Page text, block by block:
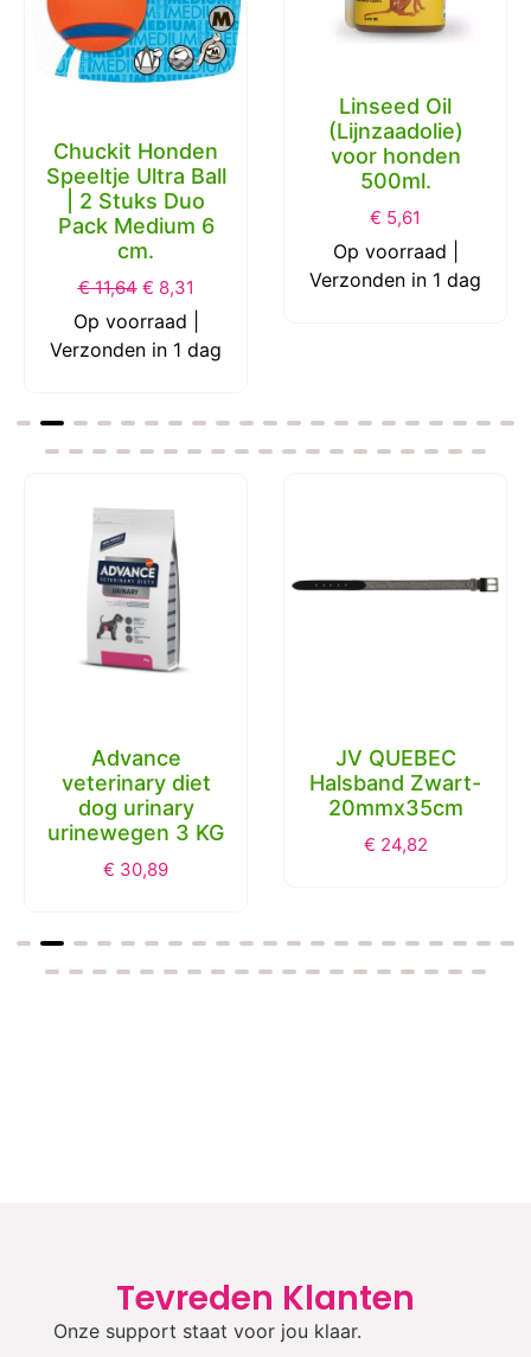
Chuckit Honden
Speeltje Ultra Ball
| 2 Stuks Duo
Pack Medium 6
cm.
€11,64 € 8,31
Op voorraad |
Verzonden in 1 dag
Linseed Oil
(Lijnzaadolie)
voor honden
500ml.
€ 5,61
Op voorraad |
Verzonden in 1 dag
Advance
veterinary diet
dog urinary
urinewegen 3 KG
€ 30,89
JV QUEBEC
Halsband Zwart-
20mmx35cm
€ 24,82
Tevreden Klanten
Onze support staat voor jou klaar.